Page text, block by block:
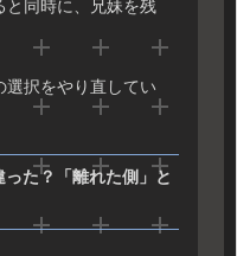
と同時に、兄妹を残
選択をやり直してい
た？「離れた側」と